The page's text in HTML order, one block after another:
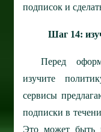
подписок и
Шаг 14:
Перед
изучите
сервисы
подписки в
Это может быть